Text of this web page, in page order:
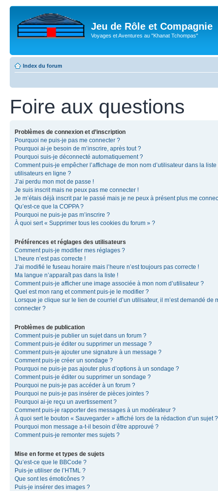
Jeu de Rôle et Compagnie
Voyages et Aventures au "Khanat Tchompas"
Index du forum
Foire aux questions
Problèmes de connexion et d’inscription
Pourquoi ne puis-je pas me connecter ?
Pourquoi ai-je besoin de m’inscrire, après tout ?
Pourquoi suis-je déconnecté automatiquement ?
Comment puis-je empêcher l’affichage de mon nom d’utilisateur dans la liste
utilisateurs en ligne ?
J’ai perdu mon mot de passe !
Je suis inscrit mais ne peux pas me connecter !
Je m’étais déjà inscrit par le passé mais je ne peux à présent plus me
Qu’est-ce que la COPPA ?
Pourquoi ne puis-je pas m’inscrire ?
À quoi sert « Supprimer tous les cookies du forum » ?
Préférences et réglages des utilisateurs
Comment puis-je modifier mes réglages ?
L’heure n’est pas correcte !
J’ai modifié le fuseau horaire mais l’heure n’est toujours pas correcte !
Ma langue n’apparaît pas dans la liste !
Comment puis-je afficher une image associée à mon nom d’utilisateur ?
Quel est mon rang et comment puis-je le modifier ?
Lorsque je clique sur le lien de courriel d’un utilisateur, il m’est demandé de
connecter ?
Problèmes de publication
Comment puis-je publier un sujet dans un forum ?
Comment puis-je éditer ou supprimer un message ?
Comment puis-je ajouter une signature à un message ?
Comment puis-je créer un sondage ?
Pourquoi ne puis-je pas ajouter plus d’options à un sondage ?
Comment puis-je éditer ou supprimer un sondage ?
Pourquoi ne puis-je pas accéder à un forum ?
Pourquoi ne puis-je pas insérer de pièces jointes ?
Pourquoi ai-je reçu un avertissement ?
Comment puis-je rapporter des messages à un modérateur ?
À quoi sert le bouton « Sauvegarder » affiché lors de la rédaction d’un sujet ?
Pourquoi mon message a-t-il besoin d’être approuvé ?
Comment puis-je remonter mes sujets ?
Mise en forme et types de sujets
Qu’est-ce que le BBCode ?
Puis-je utiliser de l’HTML ?
Que sont les émoticônes ?
Puis-je insérer des images ?